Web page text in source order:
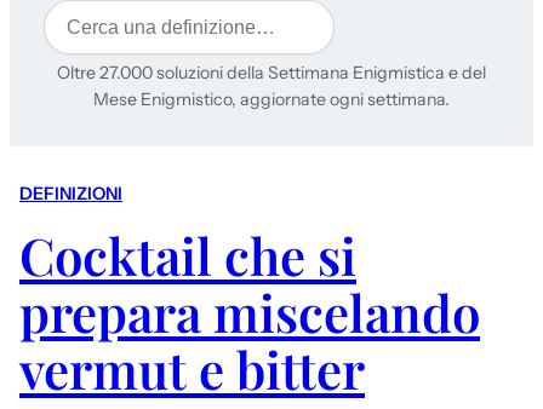
Cerca
Oltre 27.000 soluzioni della Settimana Enigmistica e del
Mese Enigmistico, aggiornate ogni settimana.
DEFINIZIONI
Cocktail che si
prepara miscelando
vermut e bitter